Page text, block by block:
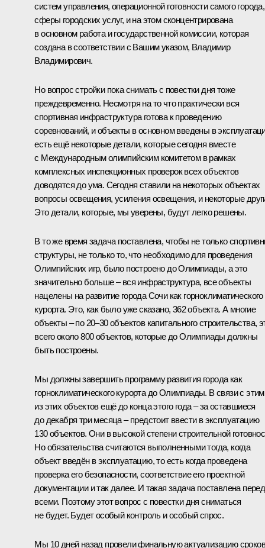
систем управления, операционной готовности самого города,
сферы городских услуг, и на этом сконцентрирована
в основном работа и государственной комиссии, которая
создана в соответствии с Вашим указом, Владимир
Владимирович.
Но вопрос стройки пока снимать с повестки дня тоже
преждевременно. Несмотря на то что практически вся
спортивная инфраструктура готова к проведению
соревнований, и объекты в основном введены в
есть ещё некоторые детали, которые сегодня вместе
с Международным олимпийским комитетом в рамках
комплексных инспекционных проверок всех объектов
доводятся до ума. Сегодня ставили на некоторых объектах
вопросы освещения, усиления освещения, и некоторые
Это детали, которые, мы уверены, будут легко решены.
В то же время задача поставлена, чтобы не только
структуры, не только то, что необходимо для проведения
Олимпийских игр, было построено до Олимпиады, а это
значительно больше – вся инфраструктура, все объекты
нацелены на развитие города Сочи как горноклиматического
курорта. Это, как было уже сказано, 362 объекта. А многие
объекты – по 20–30 объектов капитального строительства,
всего около 800 объектов, которые до Олимпиады должны
быть построены.
Мы должны завершить программу развития города как
горноклиматического курорта до Олимпиады. В связи с этим
из этих объектов ещё до конца этого года – за оставшиеся
до декабря три месяца – предстоит ввести в эксплуатацию
130 объектов. Они в высокой степени строительной
Но обязательства считаются выполненными тогда, когда
объект введён в эксплуатацию, то есть когда проведена
проверка его безопасности, соответствие его проектной
документации и так далее. И такая задача поставлена перед
всеми. Поэтому этот вопрос с повестки дня сниматься
не будет. Будет особый контроль и особый спрос.
Мы 10 дней назад провели финальную актуализацию сроков